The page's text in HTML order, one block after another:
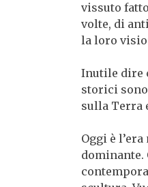
vissuto
volte, di
la loro
Inutile dire
storici
sulla Terra
Oggi è